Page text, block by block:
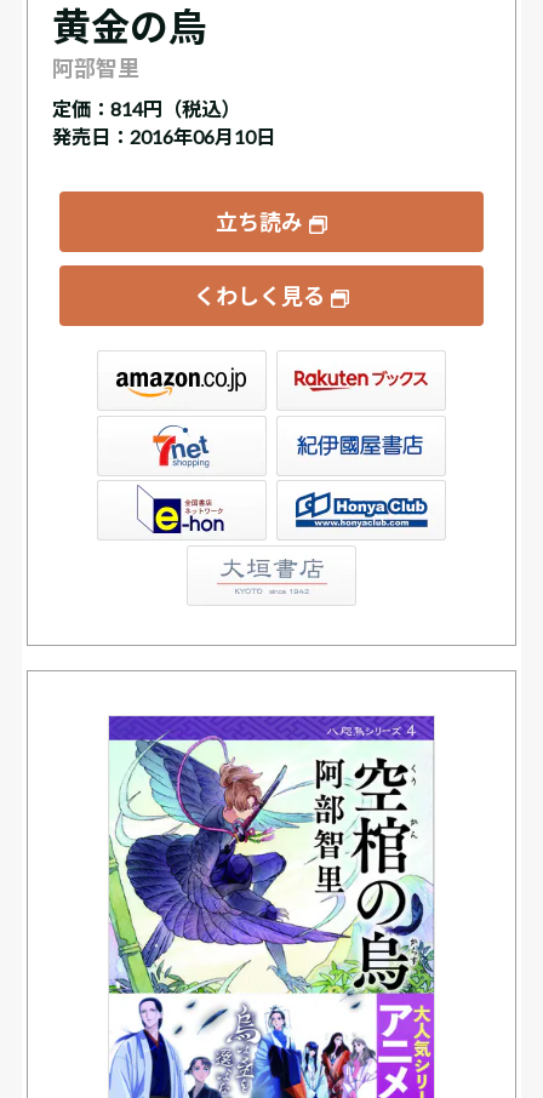
黄金の烏
阿部智里
定価： 814円（税込）
発売日：2016年06月10日
立ち読み
くわしく見る
書店ウェブストア